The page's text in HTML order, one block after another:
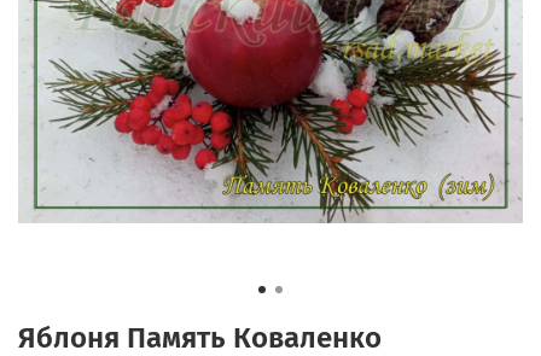
Яблоня Память Коваленко